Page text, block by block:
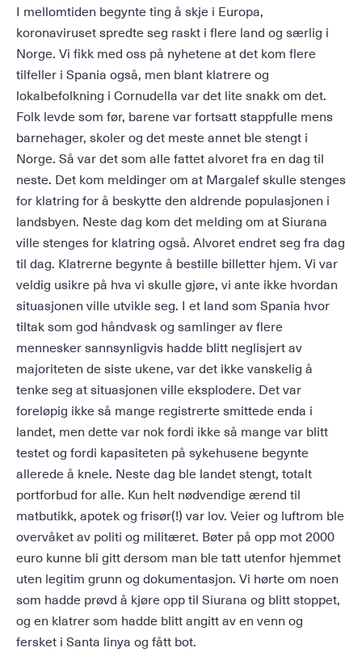
I mellomtiden begynte ting å skje i Europa,
koronaviruset spredte seg raskt i flere land og særlig i
Norge. Vi fikk med oss på nyhetene at det kom flere
tilfeller i Spania også, men blant klatrere og
lokalbefolkning i Cornudella var det lite snakk om det.
Folk levde som før, barene var fortsatt stappfulle mens
barnehager, skoler og det meste annet ble stengt i
Norge. Så var det som alle fattet alvoret fra en dag til
neste. Det kom meldinger om at Margalef skulle stenges
for klatring for å beskytte den aldrende populasjonen i
landsbyen. Neste dag kom det melding om at Siurana
ville stenges for klatring også. Alvoret endret seg fra dag
til dag. Klatrerne begynte å bestille billetter hjem. Vi var
veldig usikre på hva vi skulle gjøre, vi ante ikke hvordan
situasjonen ville utvikle seg. I et land som Spania hvor
tiltak som god håndvask og samlinger av flere
mennesker sannsynligvis hadde blitt neglisjert av
majoriteten de siste ukene, var det ikke vanskelig å
tenke seg at situasjonen ville eksplodere. Det var
foreløpig ikke så mange registrerte smittede enda i
landet, men dette var nok fordi ikke så mange var blitt
testet og fordi kapasiteten på sykehusene begynte
allerede å knele. Neste dag ble landet stengt, totalt
portforbud for alle. Kun helt nødvendige ærend til
matbutikk, apotek og frisør(!) var lov. Veier og luftrom ble
overvåket av politi og militæret. Bøter på opp mot 2000
euro kunne bli gitt dersom man ble tatt utenfor hjemmet
uten legitim grunn og dokumentasjon. Vi hørte om noen
som hadde prøvd å kjøre opp til Siurana og blitt stoppet,
og en klatrer som hadde blitt angitt av en venn og
fersket i Santa linya og fått bot.